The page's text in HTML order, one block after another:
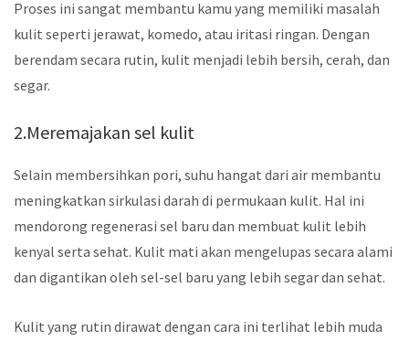
Proses ini sangat membantu kamu yang memiliki masalah
kulit seperti jerawat, komedo, atau iritasi ringan. Dengan
berendam secara rutin, kulit menjadi lebih bersih, cerah, dan
segar.
2.Meremajakan sel kulit
Selain membersihkan pori, suhu hangat dari air membantu
meningkatkan sirkulasi darah di permukaan kulit. Hal ini
mendorong regenerasi sel baru dan membuat kulit lebih
kenyal serta sehat. Kulit mati akan mengelupas secara alami
dan digantikan oleh sel-sel baru yang lebih segar dan sehat.
Kulit yang rutin dirawat dengan cara ini terlihat lebih muda